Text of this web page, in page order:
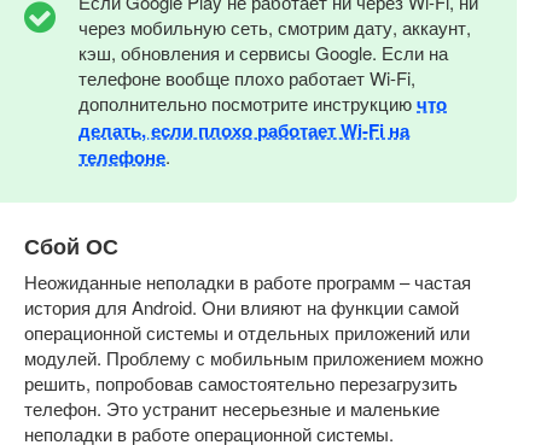
через мобильную сеть, смотрим дату, аккаунт,
кэш, обновления и сервисы Google. Если на
телефоне вообще плохо работает Wi-Fi,
дополнительно посмотрите инструкциючто
делать, если плохо работает Wi-Fi на
телефоне.
Сбой ОС
Неожиданные неполадки в работе программ – частая
история для Android. Они влияют на функции самой
операционной системы и отдельных приложений или
модулей. Проблему с мобильным приложением можно
решить, попробовав самостоятельно перезагрузить
телефон. Это устранит несерьезные и маленькие
неполадки в работе операционной системы.